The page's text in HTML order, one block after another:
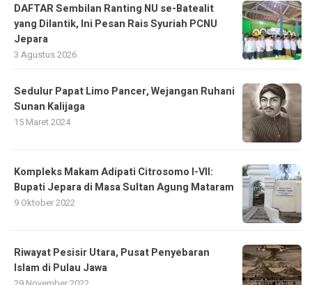
DAFTAR Sembilan Ranting NU se-Batealit
yang Dilantik, Ini Pesan Rais Syuriah PCNU
Jepara
3 Agustus 2026
Sedulur Papat Limo Pancer, Wejangan Ruhani
Sunan Kalijaga
15 Maret 2024
Kompleks Makam Adipati Citrosomo I-VII:
Bupati Jepara di Masa Sultan Agung Mataram
9 Oktober 2022
Riwayat Pesisir Utara, Pusat Penyebaran
Islam di Pulau Jawa